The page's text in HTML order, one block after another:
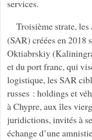
services.
Troisième strate, les
(SAR) créées en
Oktiabrskiy
et du port franc, qui
logistique, les SAR
russes : holdings et
à Chypre, aux îles
juridictions, invités à
échange d’une